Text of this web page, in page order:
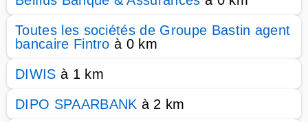
Toutes les sociétés de Groupe Bastin agent
bancaire Fintro à 0 km
DIWIS à 1 km
DIPO SPAARBANK à 2 km